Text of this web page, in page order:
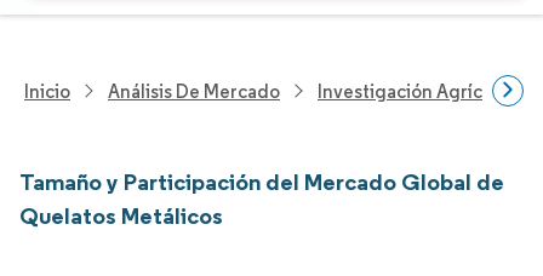
Inicio Análisis De Mercado Investigación Agrícola
Tamaño y Participación del Mercado Global de
Quelatos Metálicos